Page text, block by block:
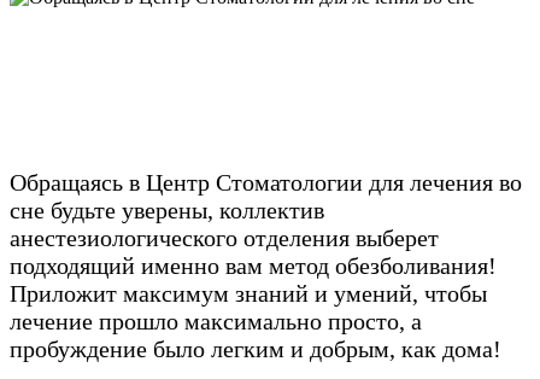
Обращаясь в Центр Стоматологии для лечения во
сне будьте уверены, коллектив
анестезиологического отделения выберет
подходящий именно вам метод обезболивания!
Приложит максимум знаний и умений, чтобы
лечение прошло максимально просто, а
пробуждение было легким и добрым, как дома!